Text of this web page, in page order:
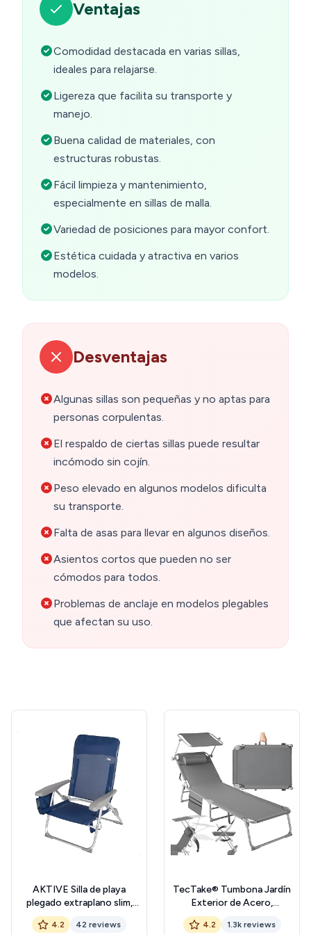
Ventajas
Comodidad destacada en varias sillas,
ideales para relajarse.
Ligereza que facilita su transporte y
manejo.
Buena calidad de materiales, con
estructuras robustas.
Fácil limpieza y mantenimiento,
especialmente en sillas de malla.
Variedad de posiciones para mayor confort.
Estética cuidada y atractiva en varios
modelos.
Desventajas
Algunas sillas son pequeñas y no aptas para
personas corpulentas.
El respaldo de ciertas sillas puede resultar
incómodo sin cojín.
Peso elevado en algunos modelos dificulta
su transporte.
Falta de asas para llevar en algunos diseños.
Asientos cortos que pueden no ser
cómodos para todos.
Problemas de anclaje en modelos plegables
que afectan su uso.
AKTIVE Silla de playa
plegado extraplano slim,
Muy compacta,
Multiposición, Con cojín y
4.2 42 reviews
TecTake® Tumbona Jardín
Exterior de Acero,
Tumbona Plegable con
Reposacabezas, Parasol y
4.2 1.3k reviews